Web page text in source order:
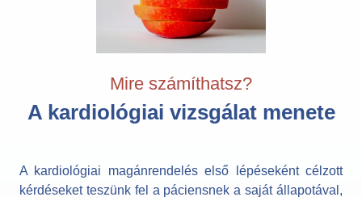
Mire számíthatsz?
A kardiológiai vizsgálat menete​
A kardiológiai magánrendelés első lépéseként célzott
kérdéseket teszünk fel a páciensnek a saját állapotával,